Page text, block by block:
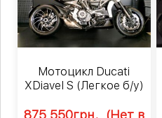
Мотоцикл Ducati
XDiavel S (Легкое б/у)
875 550грн. (Нет в